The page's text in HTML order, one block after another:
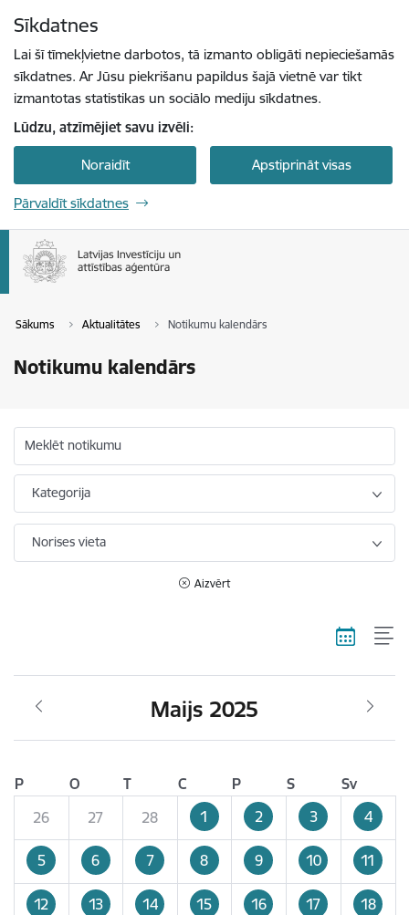
Sīkdatnes
Lai šī tīmekļvietne darbotos, tā izmanto obligāti nepieciešamās
sīkdatnes. Ar Jūsu piekrišanu papildus šajā vietnē var tikt
izmantotas statistikas un sociālo mediju sīkdatnes.
Lūdzu, atzīmējiet savu izvēli:
Noraidīt Apstiprināt visas
Pārvaldīt sīkdatnes
Sākums Aktualitātes Notikumu kalendārs
Notikumu kalendārs
Meklēt notikumu
Kategorija
Norises vieta
Aizvērt
Maijs 2025
P O T C P S
Sv
26
27 28 1 2 3 4
5 6 7 8 9 10 11
12 13 14 15 16 17 18